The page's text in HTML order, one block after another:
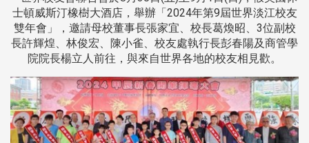
士頓威斯汀橡樹大酒店，舉辦「2024年第9屆世界淡江校友
雙年會」，邀請母校董事長張家宜、校長葛煥昭、3位副校
長許輝煌、林俊宏、陳小雀、校友處執行長彭春陽及商管學
院院長楊立人前往，與來自世界各地的校友相見歡。